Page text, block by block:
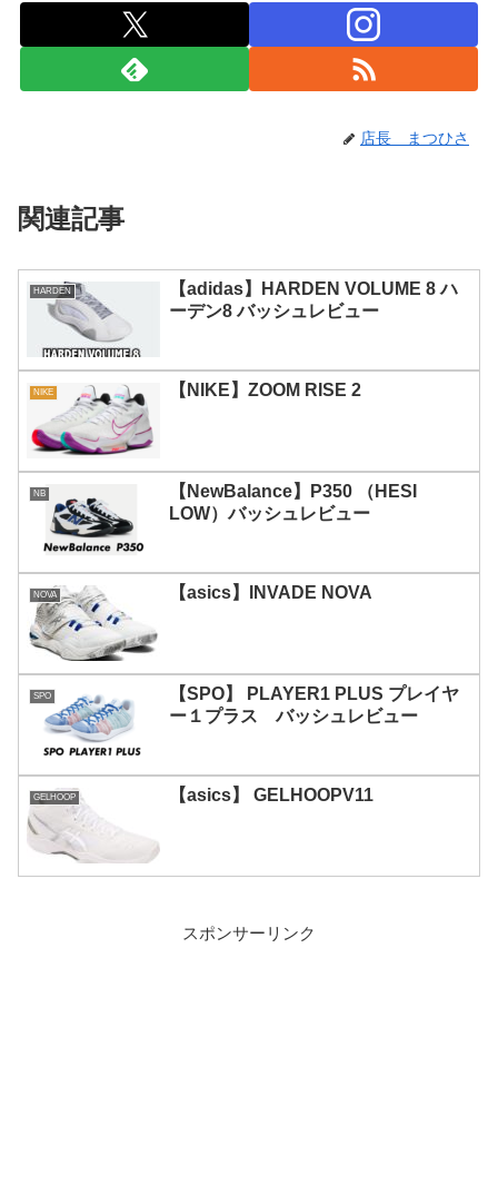
店長 まつひさ
関連記事
HARDEN
【adidas】HARDEN VOLUME 8 ハ
ーデン8 バッシュレビュー
NIKE 【NIKE】ZOOM RISE 2
NB
【NewBalance】P350 （HESI
LOW）バッシュレビュー
NOVA 【asics】INVADE NOVA
SPO
【SPO】 PLAYER1 PLUS プレイヤ
ー１プラス バッシュレビュー
GELHOOP 【asics】 GELHOOPV11
スポンサーリンク